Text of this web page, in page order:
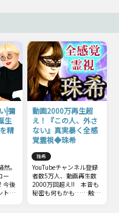
|彌
生
精
。
ー
今後
トと
動画2000万再生超
え！『この人、外さ
ない』真実暴く全感
覚霊視◆珠希
珠希
YouTubeチャンネル登録
者数5万人、動画再生数
2000万回超え!! 本音も
秘密も何もかも……触れ